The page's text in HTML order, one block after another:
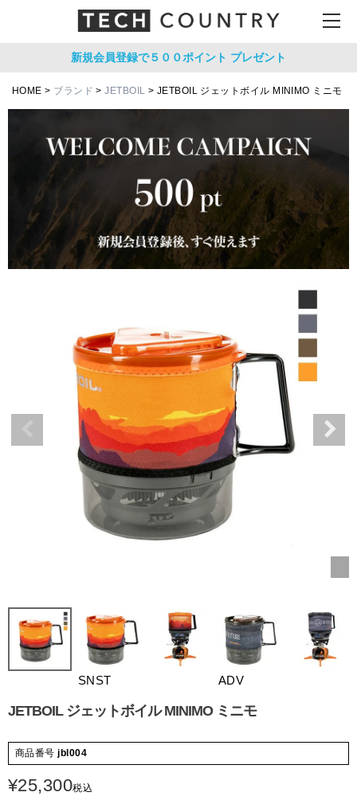
新規会員登録で５００ポイント プレゼント
HOME ブランド JETBOIL JETBOIL ジェットボイル MINIMO ミニモ
SNST ADV
JETBOIL ジェットボイル MINIMO ミニモ
商品番号 jbl004
¥25,300税込